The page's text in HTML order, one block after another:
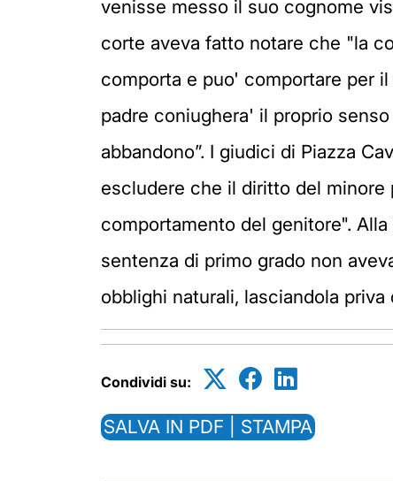
venisse messo il suo cognome
corte aveva fatto notare che "la
comporta e puo' comportare per
padre coniughera' il proprio
abbandono”. I giudici di Piazza
escludere che il diritto del
comportamento del genitore".
sentenza di primo grado non
obblighi naturali, lasciandola
Condividi su:
SALVA IN PDF | STAMPA